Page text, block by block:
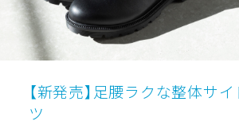
【新発売】足腰ラクな整体サ
ツ